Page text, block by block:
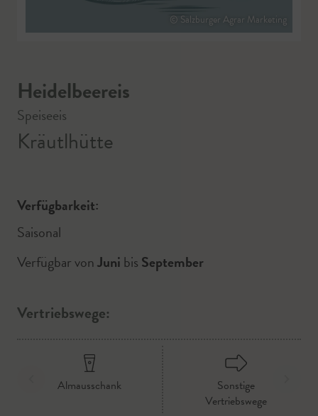
© Salzburger Agrar Marketing
Heidelbeereis
Speiseeis
Kräutlhütte
Verfügbarkeit:
Saisonal
Verfügbar vonJuni bis September
Vertriebswege:
Almausschank
Sonstige
Vertriebswege